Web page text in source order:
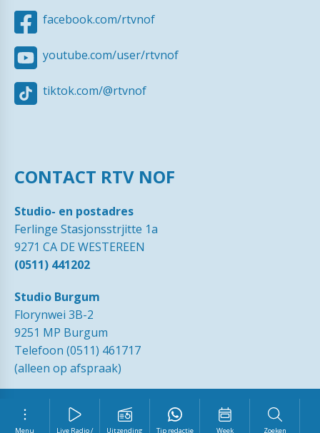
Menu Live Radio / Uitzending Tip redactie Week Zoeken
facebook.com/rtvnof
youtube.com/user/rtvnof
tiktok.com/@rtvnof
CONTACT RTV NOF
Studio- en postadres
Ferlinge Stasjonsstrjitte 1a
9271 CA DE WESTEREEN
(0511) 441202
Studio Burgum
Florynwei 3B-2
9251 MP Burgum
Telefoon (0511) 461717
(alleen op afspraak)
© 1989 - 2026 RTVNOF·Contact Tip de redactie
Ingezonden
·Disclaimer ·Privacy Statement RTV NOF
Vrijwilliger